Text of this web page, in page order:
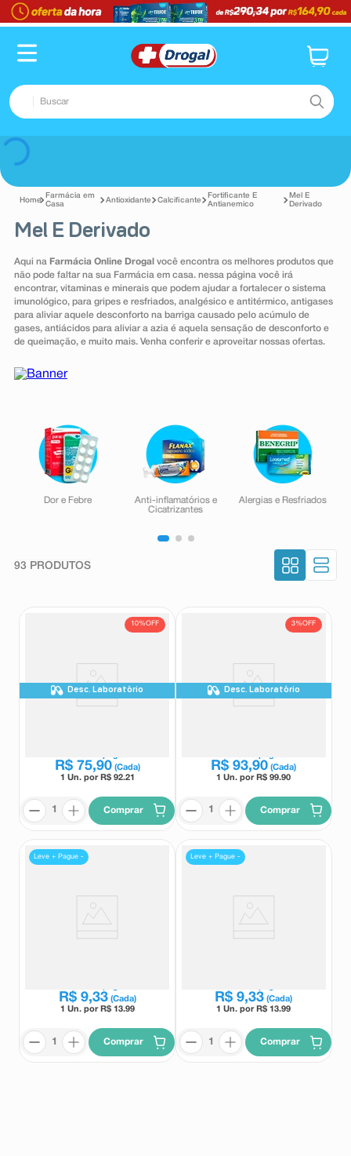
Buscar
Farmácia em
Casa
Antioxidante Calcificante
Fortificante E
Antianemico
Mel E
Derivado
Mel E Derivado
Aqui na Farmácia Online Drogal você encontra os melhores produtos que
não pode faltar na sua Farmácia em casa. nessa página você irá
encontrar, vitaminas e minerais que podem ajudar a fortalecer o sistema
imunológico, para gripes e resfriados, analgésico e antitérmico, antigases
para aliviar aquele desconforto na barriga causado pelo acúmulo de
gases, antiácidos para aliviar a azia é aquela sensação de desconforto e
de queimação, e muito mais. Venha conferir e aproveitar nossas ofertas.
Dor e Febre
Anti-inflamatórios e
Cicatrizantes
Alergias e Resfriados
93 PRODUTOS
10%OFF
Desc. Laboratório
R$ 75,90 (Cada)
1 Un. por R$ 92.21
Comprar
3%OFF
Desc. Laboratório
R$ 93,90 (Cada)
1 Un. por R$99.90
Comprar
Leve + Pague -
Spray de Própolis Premium
R$ 9,33 (Cada)
1 Un. por R$ 13.99
Comprar
Leve + Pague -
Spray de Própolis Premium
R$ 9,33 (Cada)
1 Un. por R$13.99
Comprar
TERMOS MAIS BUSCADOS
1º fralda
2º pampers confort sec max
3
4º
5º
6º minoxidil
7º desodorante
9º teste gravidez
10ºesmalte
TERMOS MAIS BUSCADOS
2º pampers confort sec max
3 º dipirona
4º lenço umedecido
5º tadalafila
6º minoxidil
7º desodorante
8º absorvente
esmalte